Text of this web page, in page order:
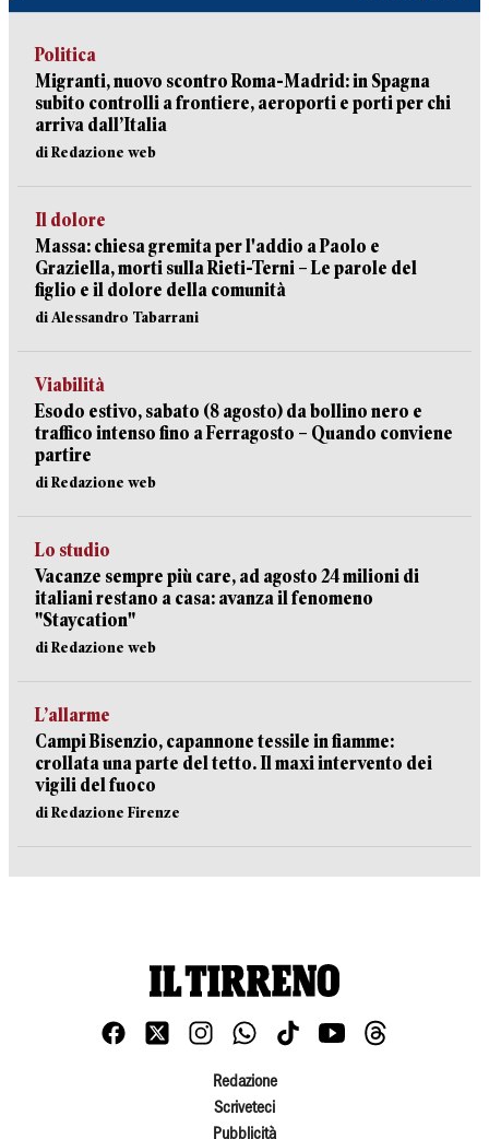
Politica
Migranti, nuovo scontro Roma-Madrid: in Spagna
subito controlli a frontiere, aeroporti e porti per chi
arriva dall’Italia
di Redazione web
Il dolore
Massa: chiesa gremita per l'addio a Paolo e
Graziella, morti sulla Rieti-Terni – Le parole del
figlio e il dolore della comunità
di Alessandro Tabarrani
Viabilità
Esodo estivo, sabato (8 agosto) da bollino nero e
traffico intenso fino a Ferragosto – Quando conviene
partire
di Redazione web
Lo studio
Vacanze sempre più care, ad agosto 24 milioni di
italiani restano a casa: avanza il fenomeno
"Staycation"
di Redazione web
L’allarme
Campi Bisenzio, capannone tessile in fiamme:
crollata una parte del tetto. Il maxi intervento dei
vigili del fuoco
di Redazione Firenze
Redazione
Scriveteci
Pubblicità